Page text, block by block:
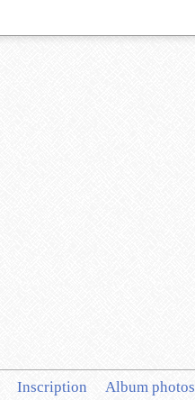
Inscription Album photos